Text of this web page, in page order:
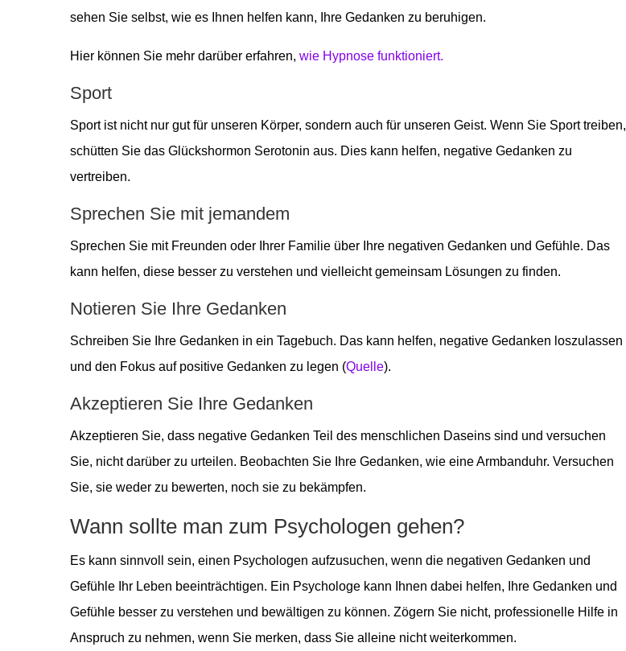
sehen Sie selbst, wie es Ihnen helfen kann, Ihre Gedanken zu beruhigen.
Hier können Sie mehr darüber erfahren,wie Hypnose funktioniert.
Sport
Sport ist nicht nur gut für unseren Körper, sondern auch für unseren Geist. Wenn Sie Sport treiben,
schütten Sie das Glückshormon Serotonin aus. Dies kann helfen, negative Gedanken zu
vertreiben.
Sprechen Sie mit jemandem
Sprechen Sie mit Freunden oder Ihrer Familie über Ihre negativen Gedanken und Gefühle. Das
kann helfen, diese besser zu verstehen und vielleicht gemeinsam Lösungen zu finden.
Notieren Sie Ihre Gedanken
Schreiben Sie Ihre Gedanken in ein Tagebuch. Das kann helfen, negative Gedanken loszulassen
und den Fokus auf positive Gedanken zu legen (Quelle).
Akzeptieren Sie Ihre Gedanken
Akzeptieren Sie, dass negative Gedanken Teil des menschlichen Daseins sind und versuchen
Sie, nicht darüber zu urteilen. Beobachten Sie Ihre Gedanken, wie eine Armbanduhr. Versuchen
Sie, sie weder zu bewerten, noch sie zu bekämpfen.
Wann sollte man zum Psychologen gehen?
Es kann sinnvoll sein, einen Psychologen aufzusuchen, wenn die negativen Gedanken und
Gefühle Ihr Leben beeinträchtigen. Ein Psychologe kann Ihnen dabei helfen, Ihre Gedanken und
Gefühle besser zu verstehen und bewältigen zu können. Zögern Sie nicht, professionelle Hilfe in
Anspruch zu nehmen, wenn Sie merken, dass Sie alleine nicht weiterkommen.